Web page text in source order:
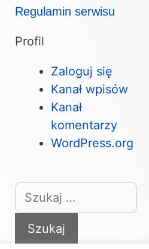
Regulamin serwisu
Profil
Zaloguj się
Kanał wpisów
Kanał
komentarzy
WordPress.org